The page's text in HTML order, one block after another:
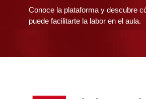
Conoce la plataforma y descubre
puede facilitarte la labor en el aula.